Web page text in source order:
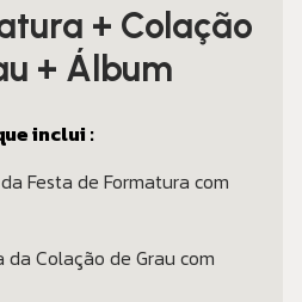
+ Colação
+ Álbum
inclui :
Festa de Formatura com
Colação de Grau com